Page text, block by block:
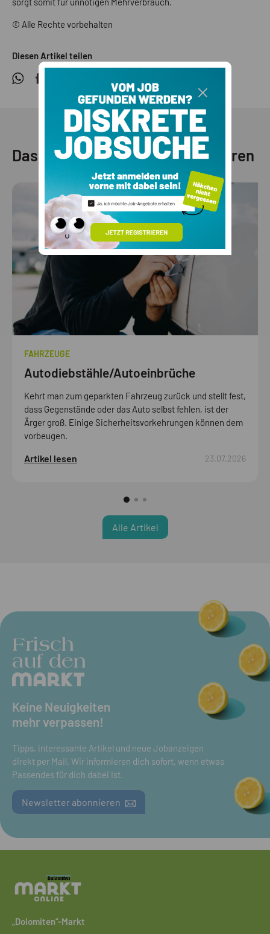
© Alle Rechte vorbehalten
Diesen Artikel teilen
Das könnte dich auch interessieren
FAHRZEUGE
Autodiebstähle/Autoeinbrüche
Kehrt man zum geparkten Fahrzeug zurück und stellt fest,
dass Gegenstände oder das Auto selbst fehlen, ist der
Ärger groß. Einige Sicherheitsvorkehrungen können dem
vorbeugen.
Artikel lesen 23.07.2026
Alle Artikel
Frisch
auf den
Keine Neuigkeiten
mehr verpassen!
Tipps, interessante Artikel und neue Jobanzeigen
direkt per Mail. Wir informieren dich sofort, wenn etwas
Passendes für dich dabei Ist.
Newsletter abonnieren
„Dolomiten“-Markt